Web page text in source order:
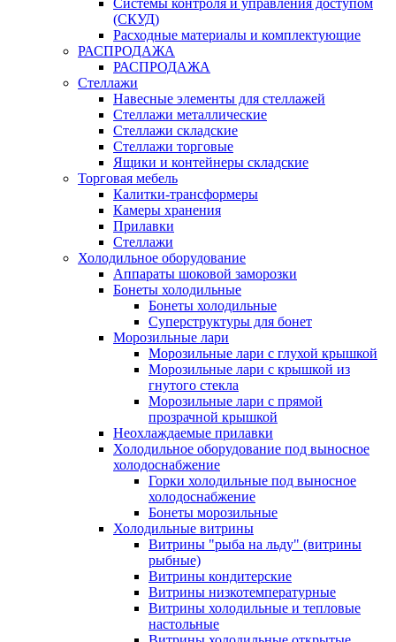
Системы контроля и управления доступом
(СКУД)
Расходные материалы и комплектующие
РАСПРОДАЖА
РАСПРОДАЖА
Стеллажи
Навесные элементы для стеллажей
Стеллажи металлические
Стеллажи складские
Стеллажи торговые
Ящики и контейнеры складские
Торговая мебель
Калитки-трансформеры
Камеры хранения
Прилавки
Стеллажи
Холодильное оборудование
Аппараты шоковой заморозки
Бонеты холодильные
Бонеты холодильные
Суперструктуры для бонет
Морозильные лари
Морозильные лари с глухой крышкой
Морозильные лари с крышкой из
гнутого стекла
Морозильные лари с прямой
прозрачной крышкой
Неохлаждаемые прилавки
Холодильное оборудование под выносное
холодоснабжение
Горки холодильные под выносное
холодоснабжение
Бонеты морозильные
Холодильные витрины
Витрины "рыба на льду" (витрины
рыбные)
Витрины кондитерские
Витрины низкотемпературные
Витрины холодильные и тепловые
настольные